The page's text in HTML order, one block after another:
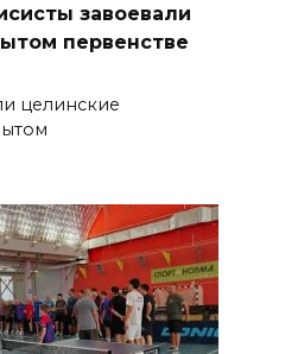
завоевали
первенстве
целинские